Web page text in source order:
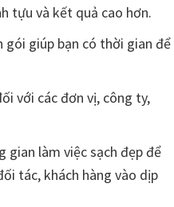
tựu và kết quả cao hơn.
gói giúp bạn có thời gian để
với các đơn vị, công ty,
gian làm việc sạch đẹp để
tác, khách hàng vào dịp